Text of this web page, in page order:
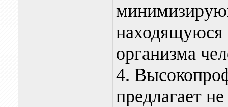
находящуюся
организма
4.
предлагает